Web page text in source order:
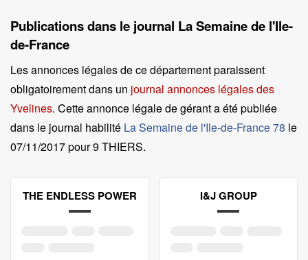
Publications dans le journal La Semaine de l'Ile-
de-France
Les annonces légales de ce département paraissent
obligatoirement dans un journal annonces légales des
Yvelines. Cette annonce légale de gérant a été publiée
dans le journal habilité La Semaine de l'Ile-de-France 78 le
07/11/2017 pour 9 THIERS.
THE ENDLESS POWER I&J GROUP